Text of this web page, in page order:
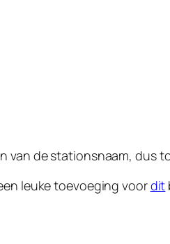
van de stationsnaam, dus
leuke toevoeging voordit